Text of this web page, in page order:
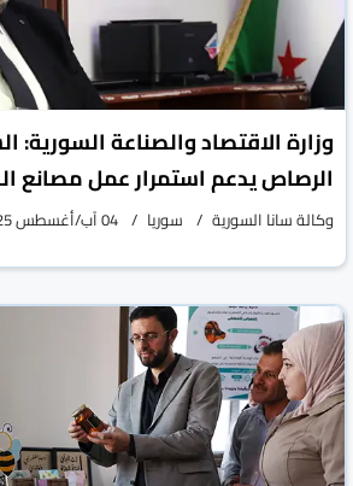
وزارة الاقتصاد والصناعة السورية:
الرصاص يدعم استمرار عمل مصانع
وكالة سانا السورية سوريا 04 آب/أغسطس 2025